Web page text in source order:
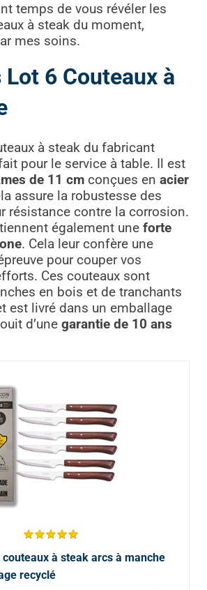
temps de vous révéler les
à steak du moment,
mes soins.
6 Couteaux à
à steak du fabricant
pour le service à table. Il est
de 11 cmconçues en acier
assure la robustesse des
résistance contre la corrosion.
également une forte
. Cela leur confère une
pour couper vos
Ces couteaux sont
en bois et de tranchants
est livré dans un emballage
d’une garantie de 10 ans
à steak arcs à manche
recyclé